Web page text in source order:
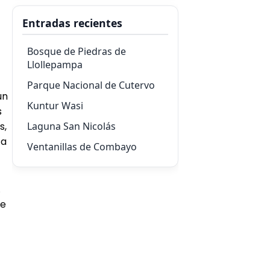
Entradas recientes
Bosque de Piedras de
Llollepampa
Parque Nacional de Cutervo
Kuntur Wasi
Laguna San Nicolás
Ventanillas de Combayo